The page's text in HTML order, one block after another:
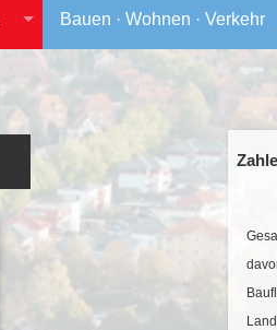
Bauen · Wohnen · Verkehr
...